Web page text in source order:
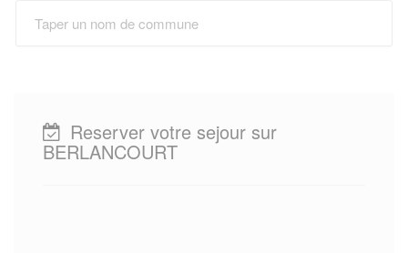
Reserver votre sejour sur
BERLANCOURT